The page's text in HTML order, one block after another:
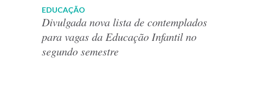
EDUCAÇÃO
Divulgada nova lista de contemplados
para vagas da Educação Infantil no
segundo semestre